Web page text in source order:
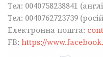
Тел: 0040758238841
Тел: 0040762723739
Електронна пошта:
FB: https://